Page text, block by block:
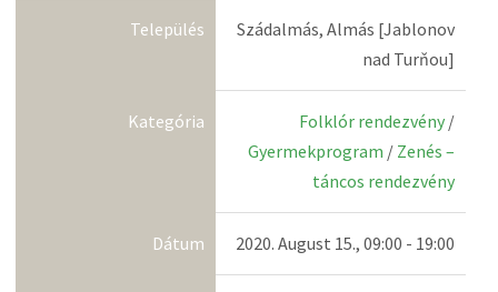
Település
Szádalmás, Almás [Jablonov
nad Turňou]
Kategória Folklór rendezvény /
Gyermekprogram / Zenés –
táncos rendezvény
Dátum 2020. August 15., 09:00 - 19:00